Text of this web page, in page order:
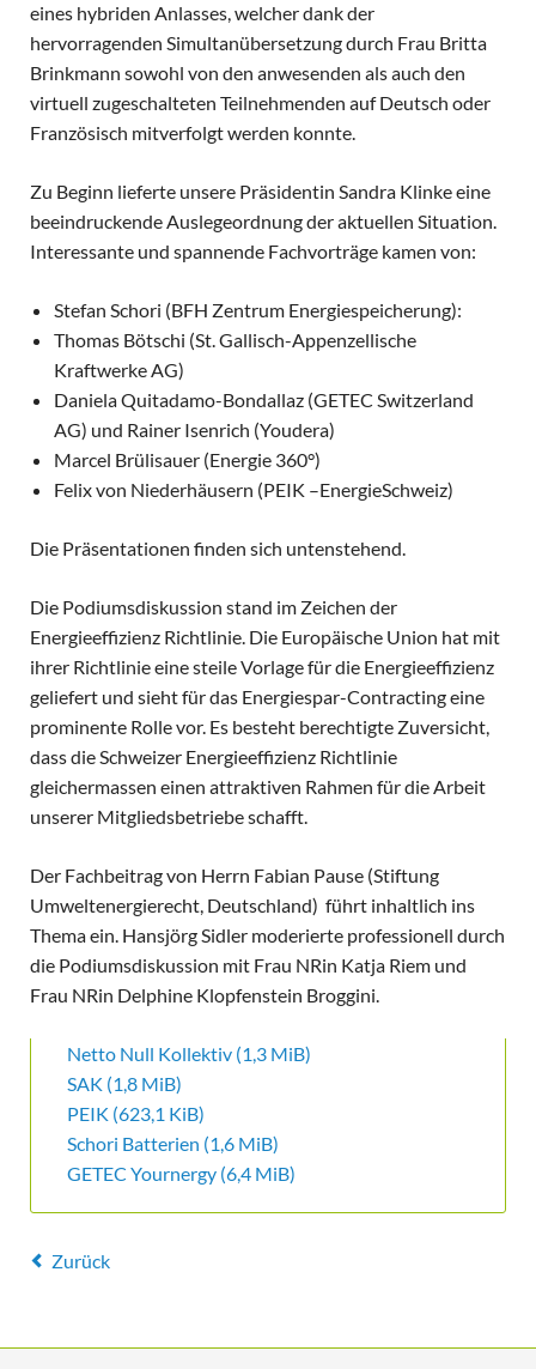
eines hybriden Anlasses, welcher dank der
hervorragenden Simultanübersetzung durch Frau Britta
Brinkmann sowohl von den anwesenden als auch den
virtuell zugeschalteten Teilnehmenden auf Deutsch oder
Französisch mitverfolgt werden konnte.
Zu Beginn lieferte unsere Präsidentin Sandra Klinke eine
beeindruckende Auslegeordnung der aktuellen Situation.
Interessante und spannende Fachvorträge kamen von:
Stefan Schori (BFH Zentrum Energiespeicherung):
Thomas Bötschi (St. Gallisch-Appenzellische
Kraftwerke AG)
Daniela Quitadamo-Bondallaz (GETEC Switzerland
AG) und Rainer Isenrich (Youdera)
Marcel Brülisauer (Energie 360°)
Felix von Niederhäusern (PEIK –EnergieSchweiz)
Die Präsentationen finden sich untenstehend.
Die Podiumsdiskussion stand im Zeichen der
Energieeffizienz Richtlinie. Die Europäische Union hat mit
ihrer Richtlinie eine steile Vorlage für die Energieeffizienz
geliefert und sieht für das Energiespar-Contracting eine
prominente Rolle vor. Es besteht berechtigte Zuversicht,
dass die Schweizer Energieeffizienz Richtlinie
gleichermassen einen attraktiven Rahmen für die Arbeit
unserer Mitgliedsbetriebe schafft.
Der Fachbeitrag von Herrn Fabian Pause (Stiftung
Umweltenergierecht, Deutschland) führt inhaltlich ins
Thema ein. Hansjörg Sidler moderierte professionell durch
die Podiumsdiskussion mit Frau NRin Katja Riem und
Frau NRin Delphine Klopfenstein Broggini.
Netto Null Kollektiv (1,3 MiB)
SAK (1,8 MiB)
PEIK (623,1 KiB)
Schori Batterien (1,6 MiB)
GETEC Yournergy (6,4 MiB)
Zurück